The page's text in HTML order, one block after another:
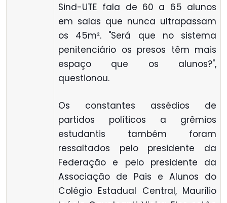
Sind-UTE fala de 60 a 65 alunos
em salas que nunca ultrapassam
os 45m². "Será que no sistema
penitenciário os presos têm mais
espaço que os alunos?",
questionou.
Os constantes assédios de
partidos políticos a grêmios
estudantis também foram
ressaltados pelo presidente da
Federação e pelo presidente da
Associação de Pais e Alunos do
Colégio Estadual Central, Maurílio